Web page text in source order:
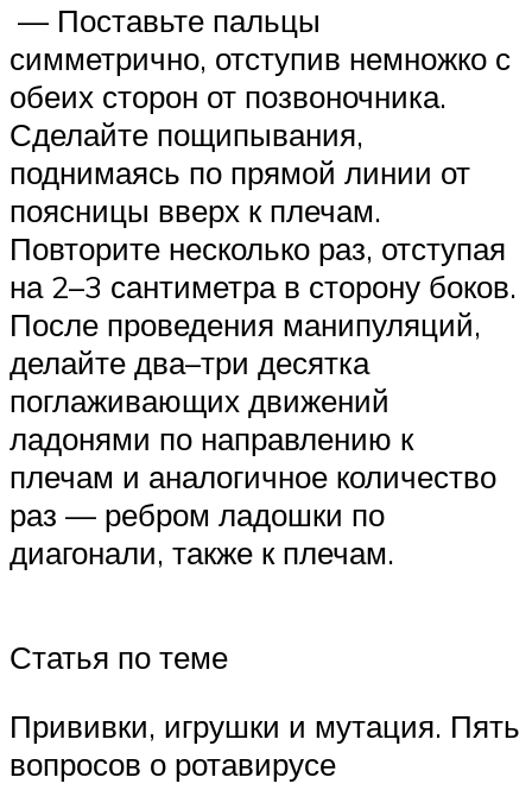
— Поставьте пальцы
симметрично, отступив немножко с
обеих сторон от позвоночника.
Сделайте пощипывания,
поднимаясь по прямой линии от
поясницы вверх к плечам.
Повторите несколько раз, отступая
на 2–3 сантиметра в сторону боков.
После проведения манипуляций,
делайте два–три десятка
поглаживающих движений
ладонями по направлению к
плечам и аналогичное количество
раз — ребром ладошки по
диагонали, также к плечам.
Статья по теме
Прививки, игрушки и мутация. Пять
вопросов о ротавирусе